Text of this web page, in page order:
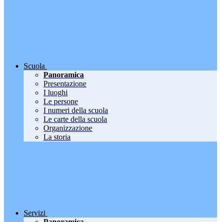
Scuola
Panoramica
Presentazione
I luoghi
Le persone
I numeri della scuola
Le carte della scuola
Organizzazione
La storia
Servizi